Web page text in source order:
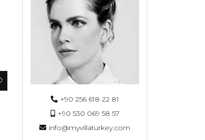
+90 256 618 22 81
+90 530 069 58 57
info@myvillaturkey.com